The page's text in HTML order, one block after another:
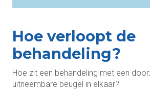
Hoe verloopt de
behandeling?
Hoe zit een behandeling met een
uitneembare beugel in elkaar?